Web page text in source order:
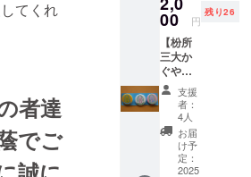
てくれ
者達
でご
作り、４７
都道府県ご
走った軌跡
を " 信長の顔
" になるよう
に統一した "
ＰＳで記録
支援時、必ず備
考欄に希望され
るお名前をご記
入くだされ。
2,000円・5,000
円・10,000円は
同じリターン内
容になります
00 円
残り26
【枌所
三大か
ぐや姫
缶バッ
ジ】 芸
術祭代
表３人
をモデ
ルにし
たかぐ
支援
者：
4人
お届
け予
定：
2025